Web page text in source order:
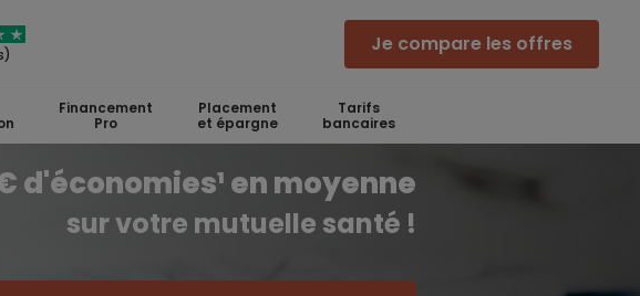
Je compare les offres
Financement
Pro
Placement
et épargne
Tarifs
bancaires
d'économies¹ en moyenne
sur votre mutuelle santé !